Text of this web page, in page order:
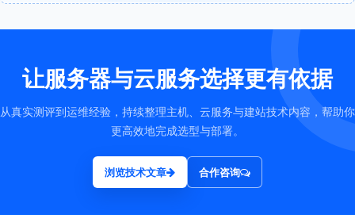
让服务器与云服务选择更有依据
从真实测评到运维经验，持续整理主机、云服务与建站技术内容，帮助你
更高效地完成选型与部署。
浏览技术文章 合作咨询